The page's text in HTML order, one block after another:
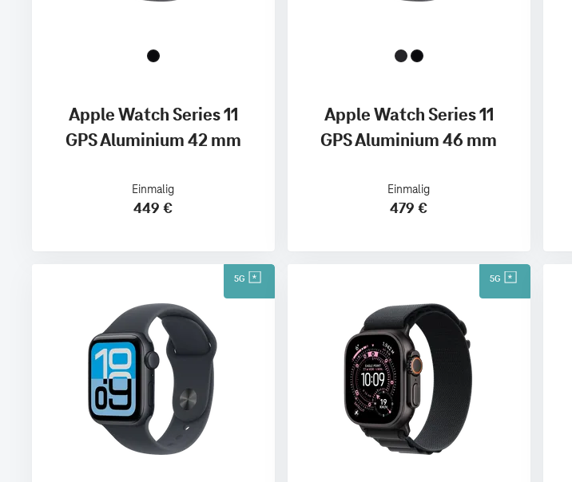
Apple Watch Series 11
GPS Aluminium 42 mm
Einmalig
449 €
Apple Watch Series 11
GPS Aluminium 46 mm
Einmalig
479 €
5G 5G